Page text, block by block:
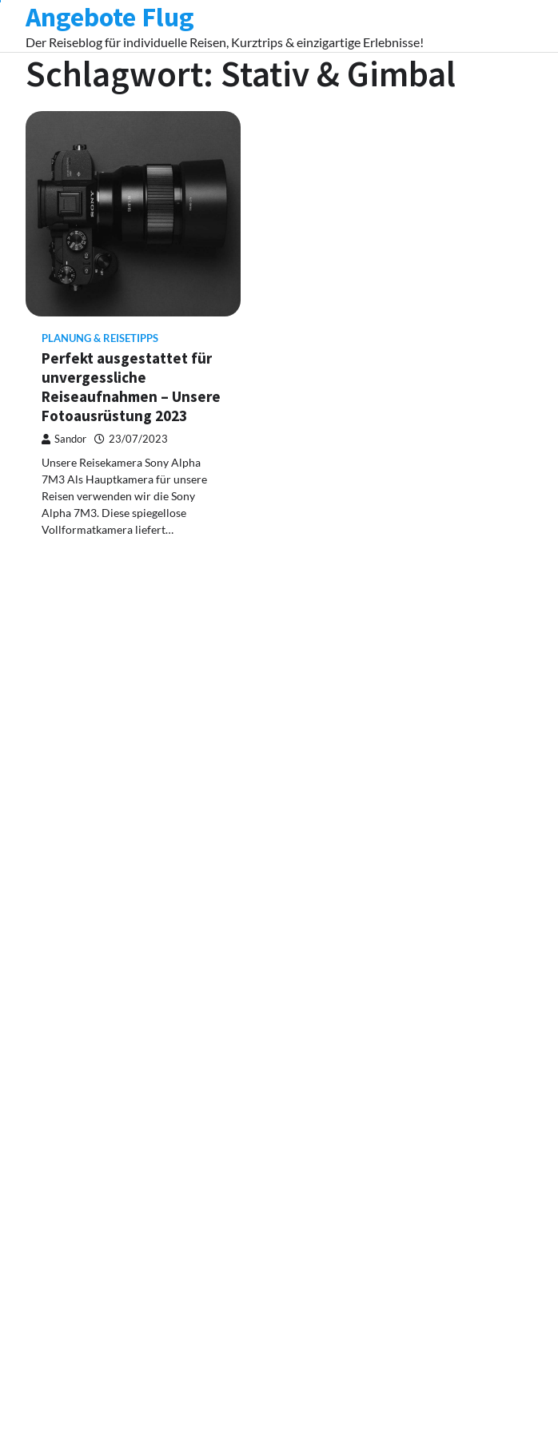
content
Angebote Flug
Der Reiseblog für individuelle Reisen, Kurztrips & einzigartige Erlebnisse!
Schlagwort: Stativ & Gimbal
PLANUNG & REISETIPPS
Perfekt ausgestattet für
unvergessliche
Reiseaufnahmen – Unsere
Fotoausrüstung 2023
Sandor 23/07/2023
Unsere Reisekamera Sony Alpha
7M3 Als Hauptkamera für unsere
Reisen verwenden wir die Sony
Alpha 7M3. Diese spiegellose
Vollformatkamera liefert…